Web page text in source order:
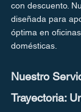
con descuento.
diseñada para
óptima en
domésticas.
Nuestro
Trayectoria: